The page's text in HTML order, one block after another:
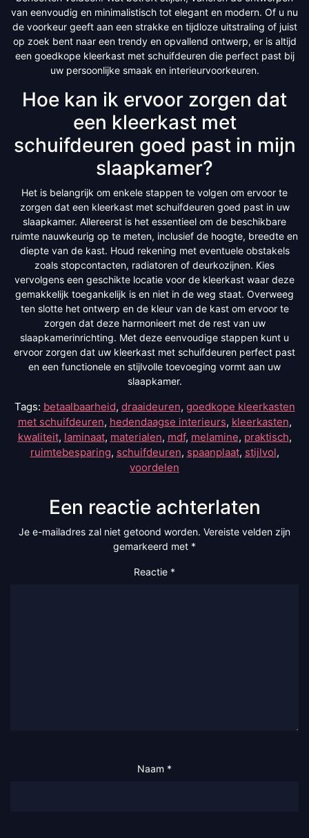
van eenvoudig en minimalistisch tot elegant en modern. Of u nu
de voorkeur geeft aan een strakke en tijdloze uitstraling of juist
op zoek bent naar een trendy en opvallend ontwerp, er is altijd
een goedkope kleerkast met schuifdeuren die perfect past bij
uw persoonlijke smaak en interieurvoorkeuren.
Hoe kan ik ervoor zorgen dat
een kleerkast met
schuifdeuren goed past in mijn
slaapkamer?
Het is belangrijk om enkele stappen te volgen om ervoor te
zorgen dat een kleerkast met schuifdeuren goed past in uw
slaapkamer. Allereerst is het essentieel om de beschikbare
ruimte nauwkeurig op te meten, inclusief de hoogte, breedte en
diepte van de kast. Houd rekening met eventuele obstakels
zoals stopcontacten, radiatoren of deurkozijnen. Kies
vervolgens een geschikte locatie voor de kleerkast waar deze
gemakkelijk toegankelijk is en niet in de weg staat. Overweeg
ten slotte het ontwerp en de kleur van de kast om ervoor te
zorgen dat deze harmonieert met de rest van uw
slaapkamerinrichting. Met deze eenvoudige stappen kunt u
ervoor zorgen dat uw kleerkast met schuifdeuren perfect past
en een functionele en stijlvolle toevoeging vormt aan uw
slaapkamer.
Tags: betaalbaarheid, draaideuren, goedkope kleerkasten
met schuifdeuren, hedendaagse interieurs, kleerkasten,
kwaliteit, laminaat, materialen, mdf, melamine, praktisch,
ruimtebesparing, schuifdeuren, spaanplaat, stijlvol,
voordelen
Een reactie achterlaten
Je e-mailadres zal niet getoond worden. Vereiste velden zijn
gemarkeerd met *
Reactie *
Naam *